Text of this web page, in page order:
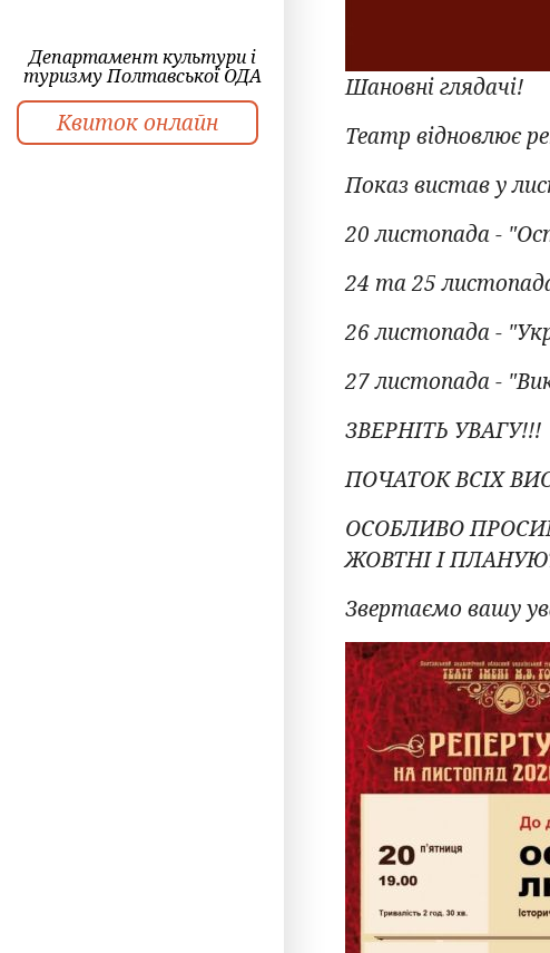
Департамент культури і
туризму Полтавської ОДА
Квиток онлайн
Шановні глядачі!
Театр відновлює
Показ вистав у
20 листопада -
24 та 25
26 листопада -
27 листопада -
ЗВЕРНІТЬ УВАГУ!!!
ПОЧАТОК ВСІХ
ОСОБЛИВО
ЖОВТНІ І
Звертаємо вашу